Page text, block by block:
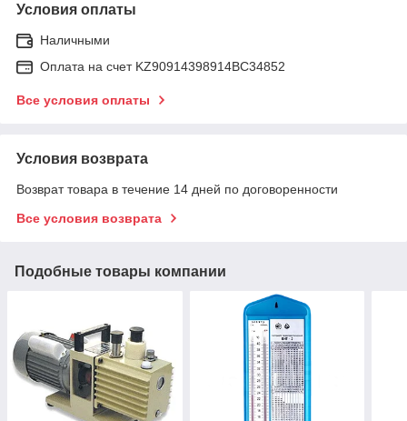
Условия оплаты
Наличными
Оплата на счет KZ90914398914ВС34852
Все условия оплаты
Условия возврата
Возврат товара в течение 14 дней по договоренности
Все условия возврата
Подобные товары компании